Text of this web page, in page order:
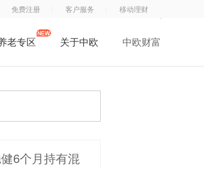
免费注册 客户服务 移动理财
老专区 关于中欧
中欧子公司
中欧财富
6个月持有混